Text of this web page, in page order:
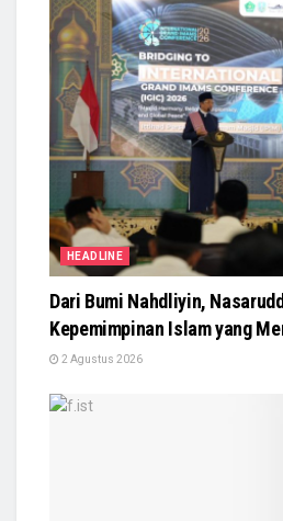
HEADLINE
Dari Bumi Nahdliyin,
Kepemimpinan Islam yang
2 Agustus 2026